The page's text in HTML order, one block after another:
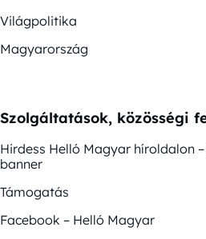
Világpolitika
Magyarország
Szolgáltatások, közösségi
Hirdess Helló Magyar híroldalon
banner
Támogatás
Facebook – Helló Magyar